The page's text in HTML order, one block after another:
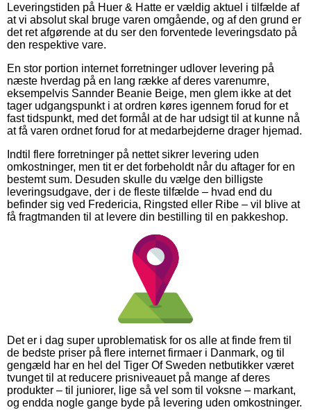
Leveringstiden på Huer & Hatte er vældig aktuel i tilfælde af
at vi absolut skal bruge varen omgående, og af den grund er
det ret afgørende at du ser den forventede leveringsdato på
den respektive vare.
En stor portion internet forretninger udlover levering på
næste hverdag på en lang række af deres varenumre,
eksempelvis Sannder Beanie Beige, men glem ikke at det
tager udgangspunkt i at ordren køres igennem forud for et
fast tidspunkt, med det formål at de har udsigt til at kunne nå
at få varen ordnet forud for at medarbejderne drager hjemad.
Indtil flere forretninger på nettet sikrer levering uden
omkostninger, men tit er det forbeholdt når du aftager for en
bestemt sum. Desuden skulle du vælge den billigste
leveringsudgave, der i de fleste tilfælde – hvad end du
befinder sig ved Fredericia, Ringsted eller Ribe – vil blive at
få fragtmanden til at levere din bestilling til en pakkeshop.
Det er i dag super uproblematisk for os alle at finde frem til
de bedste priser på flere internet firmaer i Danmark, og til
gengæld har en hel del Tiger Of Sweden netbutikker været
tvunget til at reducere prisniveauet på mange af deres
produkter – til juniorer, lige så vel som til voksne – markant,
og endda nogle gange byde på levering uden omkostninger.